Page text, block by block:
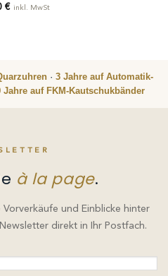
€ inkl. MwSt
· 3 Jahre auf Automatik-
Jahre auf FKM-Kautschukbänder
à la page.
und Einblicke hinter
direkt in Ihr Postfach.